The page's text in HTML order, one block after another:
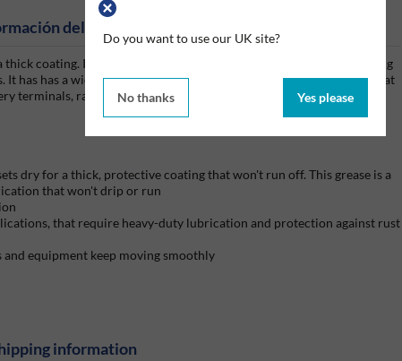
Do you want to use our UK site?
No thanks Yes please
del producto
thick coating. It will not splatter, melt, run, wash off or freeze, allowing
has has a wide variety of uses: automotive hinges, locks, latches, seat
terminals, radio antennas, windshield wiper mechanisms, bolts,
dry for a thick, protective coating that won't run off. This grease is a
that won't drip or run
that require heavy-duty lubrication and protection against rust
equipment keep moving smoothly
information